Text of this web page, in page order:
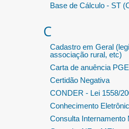
Base de Cálculo - ST
C
Cadastro em Geral
associação rural, etc)
Carta de anuência
Certidão Negativa
CONDER - Lei 1558/
Conhecimento
Consulta Internamento